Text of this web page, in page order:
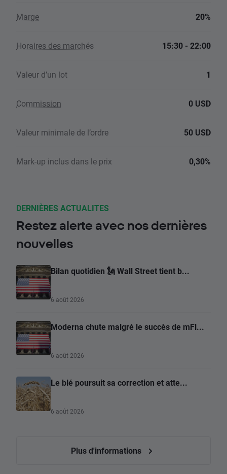
Marge 20%
Horaires des marchés 15:30 - 22:00
Valeur d’un lot 1
Commission 0 USD
Valeur minimale de l’ordre 50 USD
Mark-up inclus dans le prix 0,30%
DERNIÈRES ACTUALITES
Restez alerte avec nos dernières
nouvelles
Bilan quotidien 🗽 Wall Street tient b...
6 août 2026
Moderna chute malgré le succès de mFl...
6 août 2026
Le blé poursuit sa correction et atte...
6 août 2026
Plus d'informations